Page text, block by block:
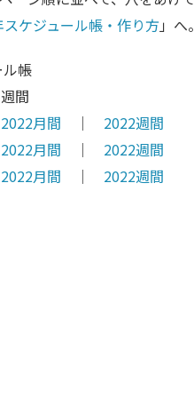
スケジュール帳・作り方」へ
帳
間
2022月間 │ 2022週間
2022月間 │ 2022週間
2022月間 │ 2022週間